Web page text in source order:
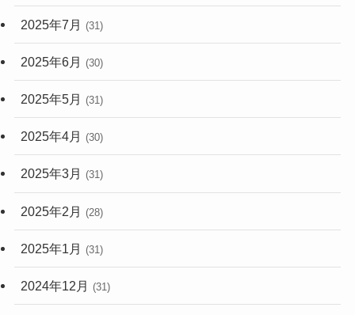
2025年7月 (31)
2025年6月 (30)
2025年5月 (31)
2025年4月 (30)
2025年3月 (31)
2025年2月 (28)
2025年1月 (31)
2024年12月 (31)